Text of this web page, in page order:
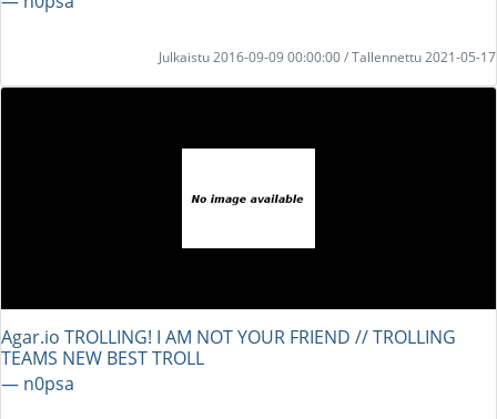
Julkaistu 2016-09-09 00:00:00 / Tallennettu 2021-05-17
Agar.io TROLLING! I AM NOT YOUR FRIEND // TROLLING
TEAMS NEW BEST TROLL
― n0psa